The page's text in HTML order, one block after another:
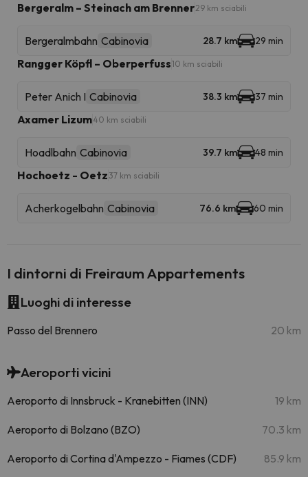
Bergeralm – Steinach am Brenner29 km sciabili
Bergeralmbahn Cabinovia 28.7 km 29 min
Rangger Köpfl – Oberperfuss10 km sciabili
Peter Anich I Cabinovia 38.3 km 37 min
Axamer Lizum40 km sciabili
Hoadlbahn Cabinovia 39.7 km 48 min
Hochoetz - Oetz 37 km sciabili
Acherkogelbahn Cabinovia 76.6 km 60 min
I dintorni di Freiraum Appartements
Luoghi di interesse
Passo del Brennero 20 km
Aeroporti vicini
Aeroporto di Innsbruck - Kranebitten (INN) 19 km
Aeroporto di Bolzano (BZO) 70.3 km
Aeroporto di Cortina d'Ampezzo - Fiames (CDF) 85.9 km